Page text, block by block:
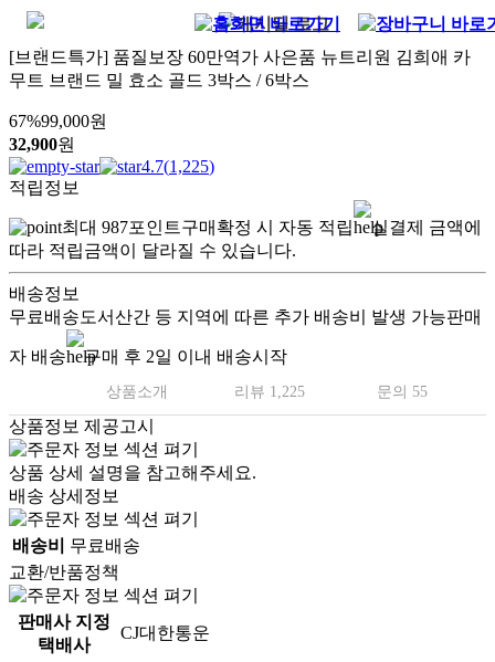
[브랜드특가] 품질보장 60만역가 사은품 뉴트리원 김희애 카
무트 브랜드 밀 효소 골드 3박스 / 6박스
67%99,000원
32,900원
4.7(1,225)
적립정보
최대 987포인트구매확정 시 자동 적립
실결제 금액에
따라 적립금액이 달라질 수 있습니다.
배송정보
무료배송도서산간 등 지역에 따른 추가 배송비 발생 가능판매
자 배송 구매 후 2일 이내 배송시작
상품소개 리뷰 1,225 문의 55
상품정보 제공고시
상품 상세 설명을 참고해주세요.
배송 상세정보
배송비
무료배송
교환/반품정책
판매사 지정
택배사
CJ대한통운